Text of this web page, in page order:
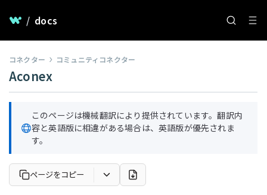
/ docs
コネクター コミュニティコネクター
Aconex
このページは機械翻訳により提供されています。翻訳内
容と英語版に相違がある場合は、英語版が優先されま
す。
ページをコピー